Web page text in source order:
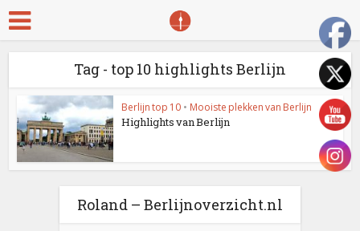
Tag - top 10 highlights Berlijn
Berlijn top 10 • Mooiste plekken van Berlijn
Highlights van Berlijn
Roland – Berlijnoverzicht.nl